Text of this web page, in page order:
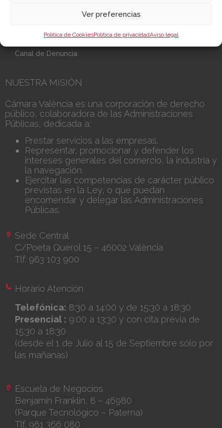
Ver preferencias
Política de CookiesPolítica de privacidadAviso legal
Enlaces de Interés
Fondos Estructurales
Canal de Denuncia
NUESTRA MISIÓN
Cámara València es una corporación de derecho
público, colaboradora de las Administraciones
Públicas, dedicada a:
Prestar servicios a las empresas.
Representar, promocionar y defender los
intereses generales del comercio, la industria y
la navegación.
Ejercitar las competencias de carácter público
previstas en la Ley, o que puedan
encomendar y delegar las Administraciones
Públicas.
Sede Central
C/Poeta Querol 15 – 46002 València
Tlf. 963 103 900
Horario Atención
Telefónica: 8:30 a 14:00 y de 15:30 a 18:30
Presencial : 9:00 a 13:30 y con cita previa de
15:30 a 18:30
(desde el 1 de Julio al 15 de Septiembre sólo por
las mañanas)
Escuela de Negocios
Benjamín Franklin, 8 – 46980
(Parque Tecnológico – Paterna)
Tlf. 961 366 080